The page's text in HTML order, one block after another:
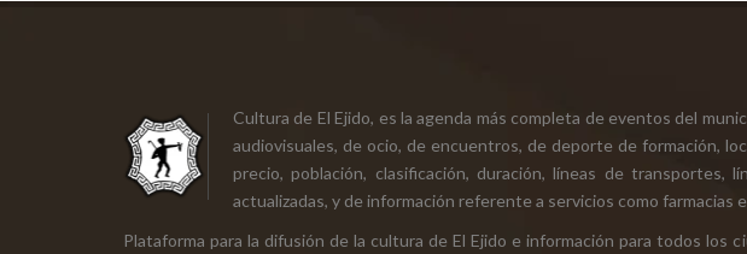
Cultura de El Ejido, es la agenda más completa de eventos del
audiovisuales, de ocio, de encuentros, de deporte de formación,
precio, población, clasificación, duración, líneas de
actualizadas, y de información referente a servicios como farmacias
Plataforma para la difusión de la cultura de El Ejido e información para todos los